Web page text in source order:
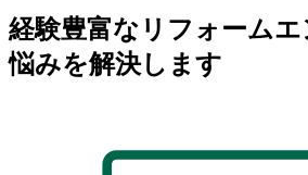
経験豊富なリフォーム
悩みを解決します